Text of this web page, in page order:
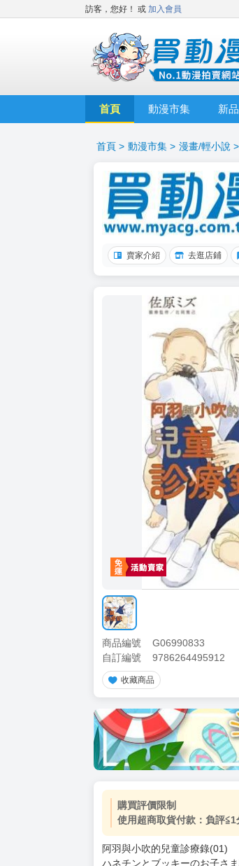
訪客，您好！ 或 加入會員
首頁 動漫市集 新
首頁 > 動漫市集 > 漫畫/輕小說 >
賣家介紹 去逛店鋪
商品編號 G06990833
自訂編號
9786264495912
收藏商品
加價購 ( 共
(加購品) 買